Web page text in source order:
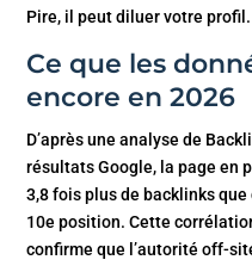
Pire, il peut diluer votre profil.
Ce que les
encore en 2026
D’après une analyse de
résultats Google, la page en
3,8 fois plus de backlinks
10e position. Cette
confirme que l’autorité off-